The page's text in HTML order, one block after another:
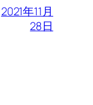
2021年11月
28日